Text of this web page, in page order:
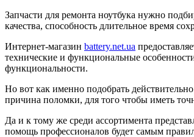
Запчасти для ремонта ноутбука нужно
качества, способность длительное время
Интернет-магазин battery.net.ua
технические и функциональные
функциональности.
Но вот как именно подобрать
причина поломки, для того чтобы иметь
Да и к тому же среди ассортимента
помощь профессионалов будет самым